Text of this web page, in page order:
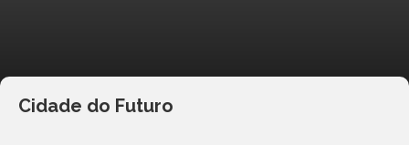
Cidade do Futuro